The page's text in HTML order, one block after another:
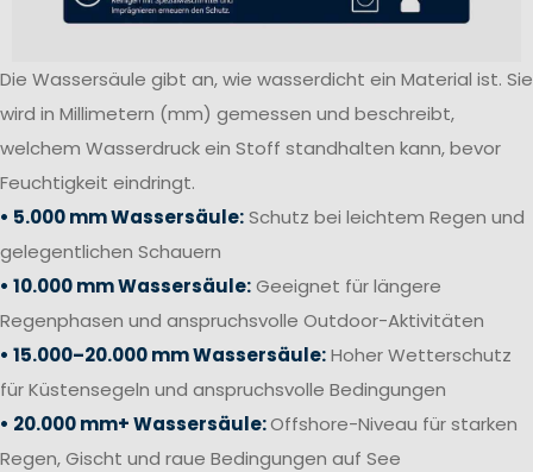
Die Wassersäule gibt an, wie wasserdicht ein Material ist. Sie
wird in Millimetern (mm) gemessen und beschreibt,
welchem Wasserdruck ein Stoff standhalten kann, bevor
Feuchtigkeit eindringt.
• 5.000 mm Wassersäule:Schutz bei leichtem Regen und
gelegentlichen Schauern
• 10.000 mm Wassersäule:Geeignet für längere
Regenphasen und anspruchsvolle Outdoor-Aktivitäten
• 15.000–20.000 mm Wassersäule:Hoher Wetterschutz
für Küstensegeln und anspruchsvolle Bedingungen
• 20.000 mm+ Wassersäule:Offshore-Niveau für starken
Regen, Gischt und raue Bedingungen auf See